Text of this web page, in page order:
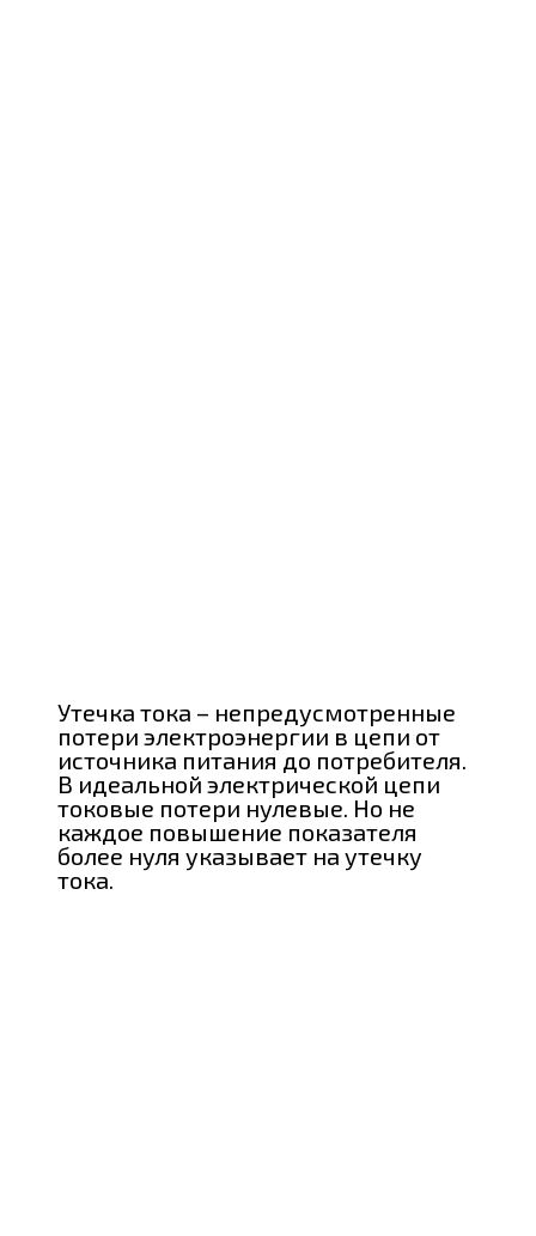
Утечка тока – непредусмотренные
потери электроэнергии в цепи от
источника питания до потребителя.
В идеальной электрической цепи
токовые потери нулевые. Но не
каждое повышение показателя
более нуля указывает на утечку
тока.